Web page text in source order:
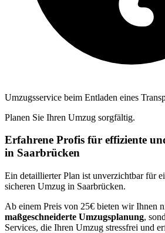
Umzugsservice beim Entladen eines
Planen Sie Ihren Umzug sorgfältig.
Erfahrene Profis für effiziente
in Saarbrücken
Ein detaillierter Plan ist unverzichtbar für
sicheren Umzug in Saarbrücken.
Ab einem Preis von 25€ bieten wir Ihnen
maßgeschneiderte Umzugsplanung,
Services, die Ihren Umzug stressfrei und